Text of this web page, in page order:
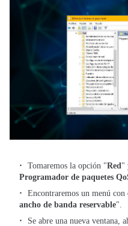
Tomaremos la opción "Red "
Programador de paquetes
Encontraremos un menú
ancho de banda reservable".
Se abre una nueva ventana,